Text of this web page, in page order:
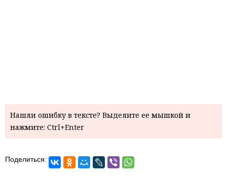
Нашли ошибку в тексте? Выделите ее мышкой и
нажмите: Ctrl+Enter
Поделиться: